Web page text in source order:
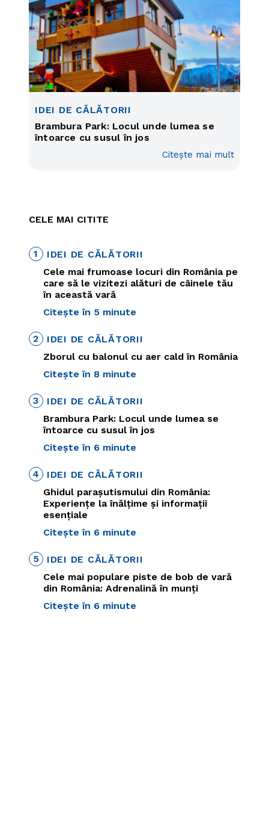
IDEI DE CĂLĂTORII
Brambura Park: Locul unde lumea se
întoarce cu susul în jos
Citește mai mult
CELE MAI CITITE
1
IDEI DE CĂLĂTORII
Cele mai frumoase locuri din România pe
care să le vizitezi alături de câinele tău
în această vară
Citește în 5 minute
2
IDEI DE CĂLĂTORII
Zborul cu balonul cu aer cald în România
Citește în 8 minute
3
IDEI DE CĂLĂTORII
Brambura Park: Locul unde lumea se
întoarce cu susul în jos
Citește în 6 minute
4
IDEI DE CĂLĂTORII
Ghidul parașutismului din România:
Experiențe la înălțime și informații
esențiale
Citește în 6 minute
5
IDEI DE CĂLĂTORII
Cele mai populare piste de bob de vară
din România: Adrenalină în munți
Citește în 6 minute